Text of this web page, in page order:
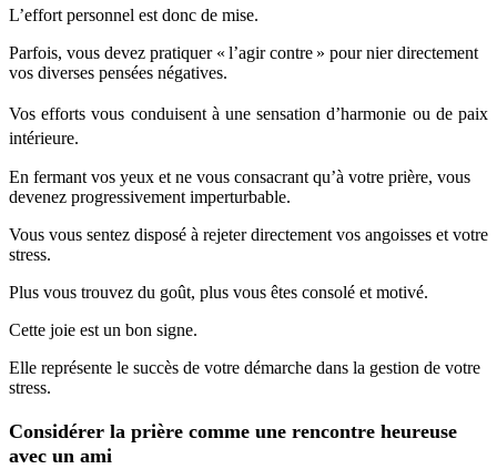
L’effort personnel est donc de mise.
Parfois, vous devez pratiquer « l’agir contre » pour nier directement
vos diverses pensées négatives.
Vos efforts vous conduisent à une sensation d’harmonie ou de paix
intérieure.
En fermant vos yeux et ne vous consacrant qu’à votre prière, vous
devenez progressivement imperturbable.
Vous vous sentez disposé à rejeter directement vos angoisses et votre
stress.
Plus vous trouvez du goût, plus vous êtes consolé et motivé.
Cette joie est un bon signe.
Elle représente le succès de votre démarche dans la gestion de votre
stress.
Considérer la prière comme une rencontre heureuse
avec un ami